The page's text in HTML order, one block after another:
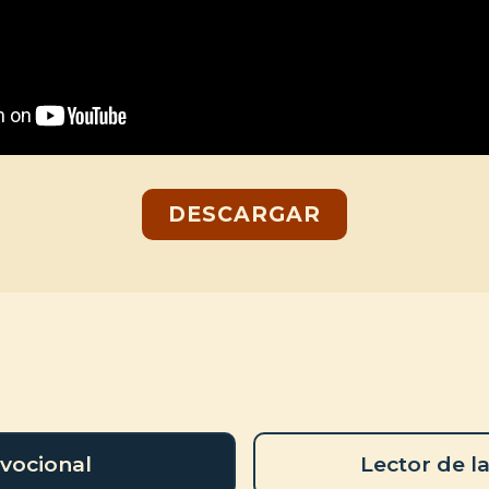
DESCARGAR
Lector de